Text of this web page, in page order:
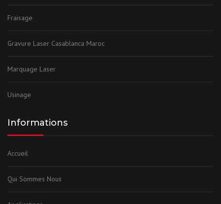
Fraisage
Gravure Laser Casablanca Maroc
Marquage Laser
Usinage
Informations
Accueil
Qui Sommes Nous